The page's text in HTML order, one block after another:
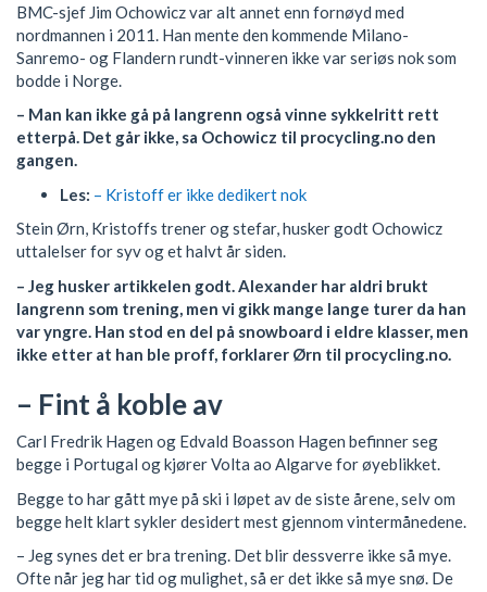
BMC-sjef Jim Ochowicz var alt annet enn fornøyd med
nordmannen i 2011. Han mente den kommende Milano-
Sanremo- og Flandern rundt-vinneren ikke var seriøs nok som
bodde i Norge.
– Man kan ikke gå på langrenn også vinne sykkelritt rett
etterpå. Det går ikke, sa Ochowicz til procycling.no den
gangen.
Les: – Kristoff er ikke dedikert nok
Stein Ørn, Kristoffs trener og stefar, husker godt Ochowicz
uttalelser for syv og et halvt år siden.
– Jeg husker artikkelen godt. Alexander har aldri brukt
langrenn som trening, men vi gikk mange lange turer da han
var yngre. Han stod en del på snowboard i eldre klasser, men
ikke etter at han ble proff, forklarer Ørn til procycling.no.
– Fint å koble av
Carl Fredrik Hagen og Edvald Boasson Hagen befinner seg
begge i Portugal og kjører Volta ao Algarve for øyeblikket.
Begge to har gått mye på ski i løpet av de siste årene, selv om
begge helt klart sykler desidert mest gjennom vintermånedene.
– Jeg synes det er bra trening. Det blir dessverre ikke så mye.
Ofte når jeg har tid og mulighet, så er det ikke så mye snø. De